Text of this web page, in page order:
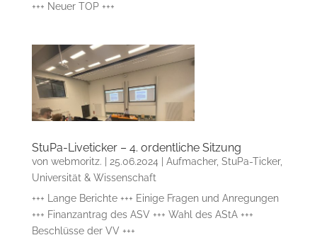
+++ Neuer TOP +++
StuPa-Liveticker – 4. ordentliche Sitzung
von webmoritz. 25.06.2024 Aufmacher, StuPa-Ticker,
Universität & Wissenschaft
+++ Lange Berichte +++ Einige Fragen und Anregungen
+++ Finanzantrag des ASV +++ Wahl des AStA +++
Beschlüsse der VV +++